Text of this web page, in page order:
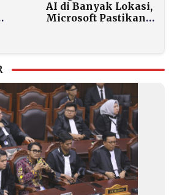
AI di Banyak Lokasi,
Microsoft Pastikan